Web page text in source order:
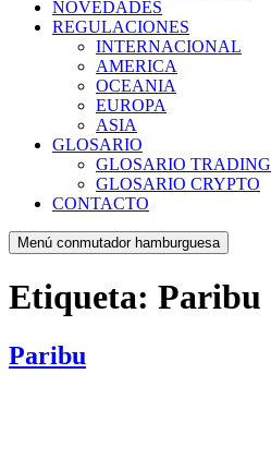
NOVEDADES
REGULACIONES
INTERNACIONAL
AMERICA
OCEANIA
EUROPA
ASIA
GLOSARIO
GLOSARIO TRADING
GLOSARIO CRYPTO
CONTACTO
Menú conmutador hamburguesa
Etiqueta: Paribu
Paribu